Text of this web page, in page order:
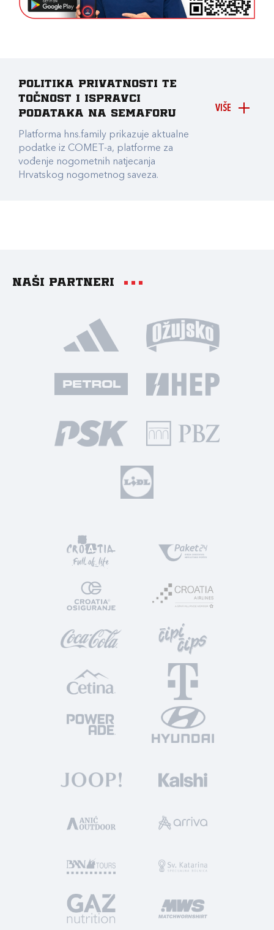
VIŠE
Politika privatnosti te
točnost i ispravci
podataka na Semaforu
Platforma hns.family prikazuje aktualne
podatke iz COMET-a, platforme za
vođenje nogometnih natjecanja
Hrvatskog nogometnog saveza.
Naši partneri